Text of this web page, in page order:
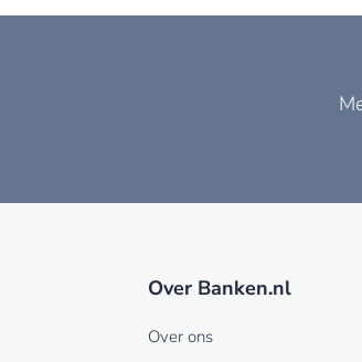
Over Banken.nl
Over ons